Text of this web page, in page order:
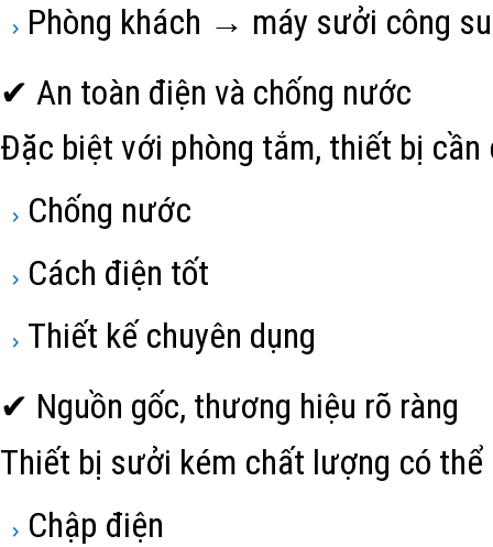
Phòng khách → máy sưởi công
✔ An toàn điện và chống nước
Đặc biệt với phòng tắm, thiết bị cần
Chống nước
Cách điện tốt
Thiết kế chuyên dụng
✔ Nguồn gốc, thương hiệu rõ ràng
Thiết bị sưởi kém chất lượng có thể
Chập điện